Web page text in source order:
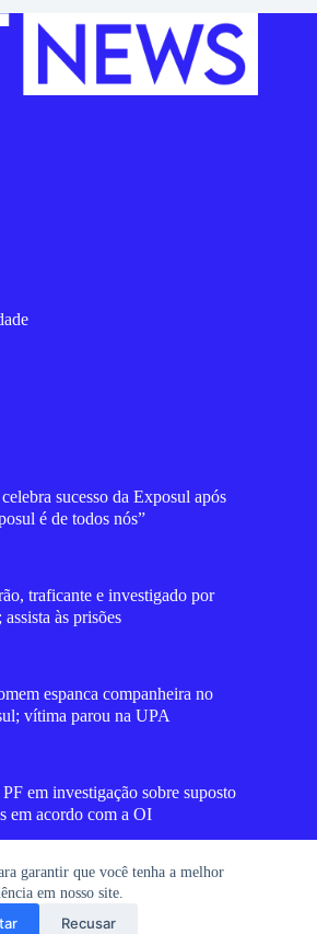
garantir que você tenha a melhor
em nosso site.
Recusar
sucesso da Exposul após
é de todos nós”
traficante e investigado por
às prisões
espanca companheira no
vítima parou na UPA
em investigação sobre suposto
em acordo com a OI
da Câmara e reforça